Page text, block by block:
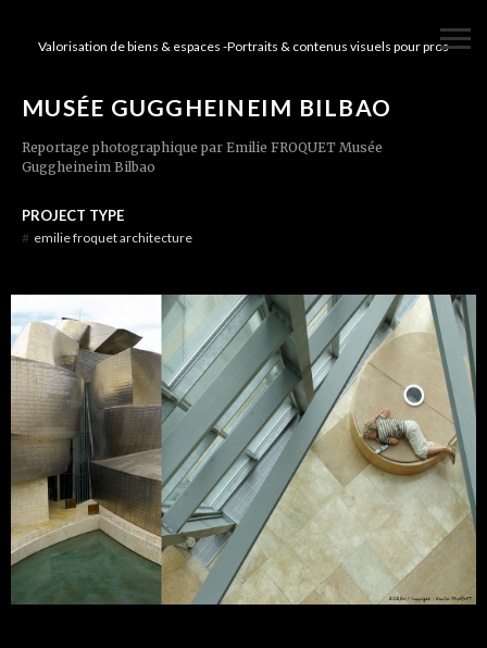
Valorisation de biens & espaces -Portraits & contenus visuels pour pros
MUSÉE GUGGHEINEIM BILBAO
Reportage photographique par Emilie FROQUET Musée
Guggheineim Bilbao
PROJECT TYPE
# emilie froquet architecture